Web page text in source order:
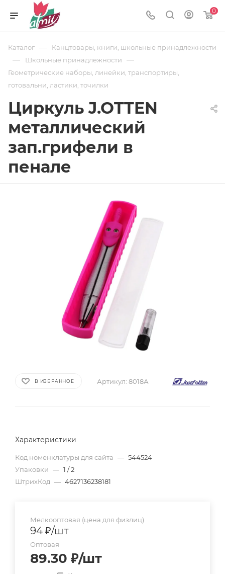
0
Каталог — Канцтовары, книги, школьные принадлежности
— Школьные принадлежности —
Геометрические наборы, линейки, транспортиры,
готовальни, ластики, точилки
Циркуль J.OTTEN
металлический
зап.грифели в
пенале
В ИЗБРАННОЕ Артикул: 8018А
Характеристики
Код номенклатуры для сайта — 544524
Упаковки — 1 / 2
ШтрихКод — 4627136238181
Мелкооптовая (цена для физлиц)
94 ₽/шт
Оптовая
89.30 ₽/шт